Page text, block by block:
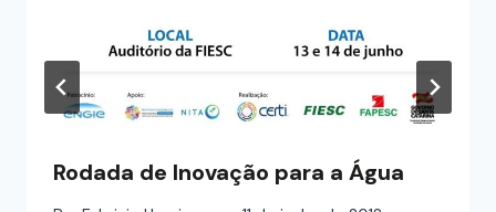
Rodada de Inovação para a Água